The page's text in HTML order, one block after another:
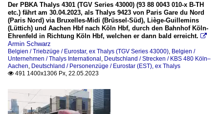
Der PBKA Thalys 4301 (TGV Series 43000) (93 88 0043 010-x B-TH
etc.) fährt am 30.04.2023, als Thalys 9423 von Paris Gare du Nord
(Paris Nord) via Bruxelles-Midi (Brüssel-Süd), Liège-Guillemins
(Lüttich) und Aachen Hbf nach Köln Hbf, durch den Bahnhof Köln-
Ehrenfeld in Richtung Köln Hbf, welchen er dann bald erreicht. 
Armin Schwarz
Belgien / Triebzüge / Eurostar, ex Thalys (TGV Series 43000), Belgien /
Unternehmen / Thalys International, Deutschland / Strecken / KBS 480 Köln–
Aachen, Deutschland / Personenzüge / Eurostar (EST), ex Thalys
 491 1400x1306 Px, 22.05.2023